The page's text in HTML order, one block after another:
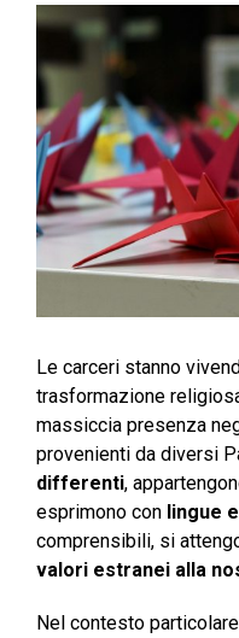
Le carceri stanno
trasformazione
massiccia presenza
provenienti da diversi
differenti,
esprimono con lingue
comprensibili, si
valori estranei alla
Nel contesto